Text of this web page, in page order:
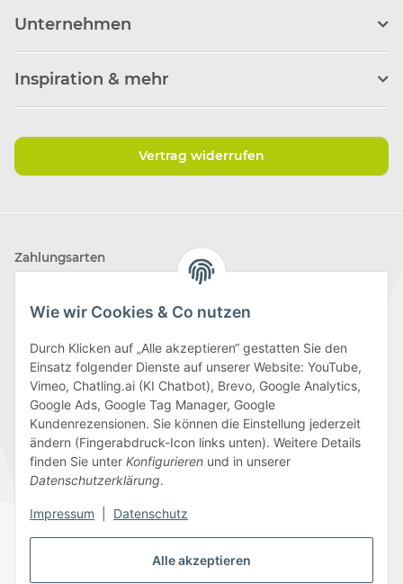
Alle akzeptieren
Wie wir Cookies & Co nutzen
Durch Klicken auf „Alle akzeptieren“ gestatten Sie den
Einsatz folgender Dienste auf unserer Website: YouTube,
Vimeo, Chatling.ai (KI Chatbot), Brevo, Google Analytics,
Google Ads, Google Tag Manager, Google
Kundenrezensionen. Sie können die Einstellung jederzeit
ändern (Fingerabdruck-Icon links unten). Weitere Details
finden Sie unter Konfigurieren und in unserer
Datenschutzerklärung.
Impressum Datenschutz
Unternehmen
Inspiration & mehr
Vertrag widerrufen
Zahlungsarten
Wir versenden mit
Folge uns